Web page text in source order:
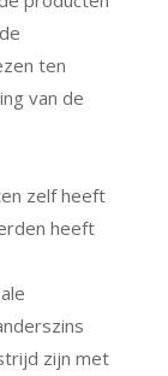
ten
van de
zelf heeft
heeft
zijn met